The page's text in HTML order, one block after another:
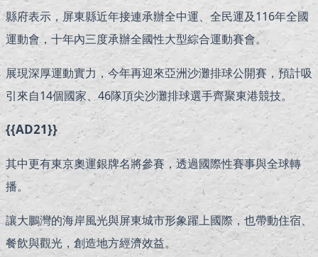
縣府表示，屏東縣近年接連承辦全中運、全民運及116年全國
運動會，十年內三度承辦全國性大型綜合運動賽會。
展現深厚運動實力，今年再迎來亞洲沙灘排球公開賽，預計吸
引來自14個國家、46隊頂尖沙灘排球選手齊聚東港競技。
{{AD21}}
其中更有東京奧運銀牌名將參賽，透過國際性賽事與全球轉
播。
讓大鵬灣的海岸風光與屏東城市形象躍上國際，也帶動住宿、
餐飲與觀光，創造地方經濟效益。